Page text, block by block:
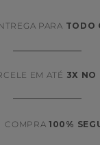
PARA TODO
EM ATÉ 3X NO
COMPRA 100%